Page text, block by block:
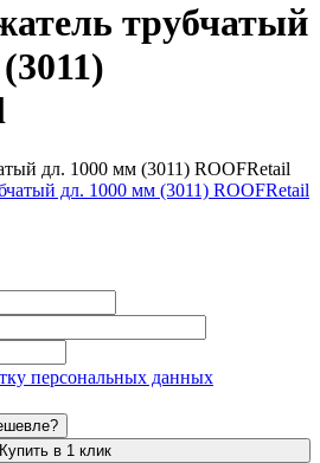
трубчатый
дл. 1000 мм (3011) ROOFRetail
персональных данных
Купить в 1 клик